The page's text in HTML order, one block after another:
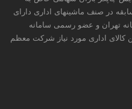
با بیش از 15سال سابقه در صنف ماشینهای اداری دارای
تهران و عضو رسمی سامانه
کالای اداری مورد نیاز شرکت معظم